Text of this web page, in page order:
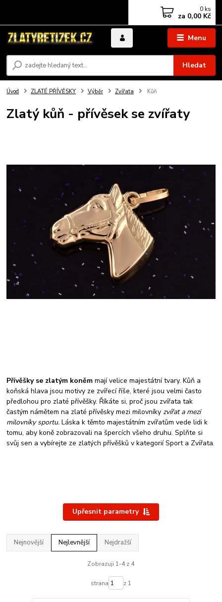
Menu
Hledat
0 ks
za 0,00 Kč
Úvod ZLATÉ PŘÍVĚSKY Výběr Zvířata Kůň
Zlatý kůň - přívěsek se zvířaty
Přívěšky se zlatým koněm mají velice majestátní tvary. Kůň a
koňská hlava jsou motivy ze zvířecí říše, které jsou velmi často
předlohou pro zlaté přívěšky. Říkáte si, proč jsou zvířata tak
častým námětem na zlaté přívěsky mezi milovníkyzvířat a mezi
milovníky sportu. Láska k těmto majestátním zvířatům vede lidi k
tomu, aby koně zobrazovali na špercích všeho druhu. Splňte si
svůj sen a vybírejte ze zlatých přívěšků v kategorií Sport a Zvířata.
Upřesnit parametry
Nejnovější Nejlevnější Nejdražší
Zobrazuji 1-4 z 4
strana z 1